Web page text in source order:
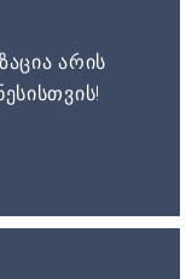
არის